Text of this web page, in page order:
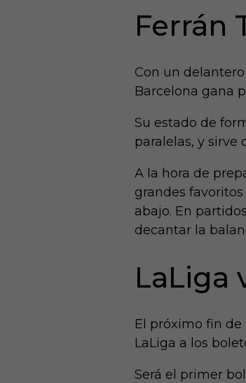
Ferrán
Con un
Barcelona gana
Su estado de
paralelas, y sirve
A la hora de
grandes
abajo. En
decantar la
LaLiga
El próximo fin
LaLiga a los
Será el primer